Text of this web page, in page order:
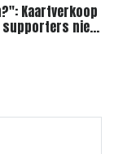
Kaartverkoop
supporters niet